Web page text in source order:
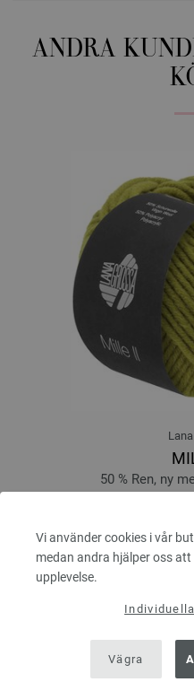
Vi använder cookies i vår
medan andra hjälper oss
upplevelse.
Vägra
ANDRA
50 % Ren, ny
Exkl. Moms, plus
prev